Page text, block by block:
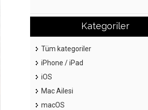
Kategoriler
Tüm kategoriler
iPhone / iPad
iOS
Mac Ailesi
macOS